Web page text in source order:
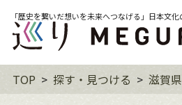
「歴史を繋いだ想いを未来へつなげる」日本文
TOP 探す・見つける 滋賀県